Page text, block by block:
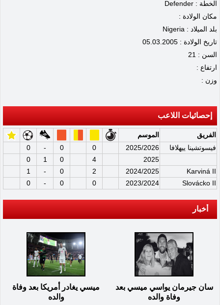
الخطة : Defender
مكان الولادة :
بلد الميلاد : Nigeria
تاريخ الولادة : 05.03.2005
السن : 21
ارتفاع :
وزن :
إحصائيات اللاعب
الفريق
الموسم
فيسوتشينا ييهلافا
2025/2026
0
0
-
0
2025
4
0
1
0
Karviná II
2024/2025
2
0
-
1
Slovácko II
2023/2024
0
0
-
0
أخبار
سان جيرمان يواسي ميسي بعد
وفاة والده
ميسي يغادر أمريكا بعد وفاة
والده